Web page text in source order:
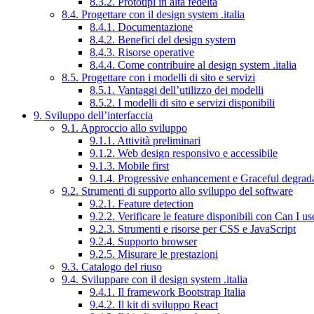
8.4. Progettare con il design system .italia
8.4.1. Documentazione
8.4.2. Benefici del design system
8.4.3. Risorse operative
8.4.4. Come contribuire al design system .italia
8.5. Progettare con i modelli di sito e servizi
8.5.1. Vantaggi dell’utilizzo dei modelli
8.5.2. I modelli di sito e servizi disponibili
9. Sviluppo dell’interfaccia
9.1. Approccio allo sviluppo
9.1.1. Attività preliminari
9.1.2. Web design responsivo e accessibile
9.1.3. Mobile first
9.1.4. Progressive enhancement e Graceful
9.2. Strumenti di supporto allo sviluppo del software
9.2.1. Feature detection
9.2.2. Verificare le feature disponibili con Can I
9.2.3. Strumenti e risorse per CSS e JavaScript
9.2.4. Supporto browser
9.2.5. Misurare le prestazioni
9.3. Catalogo del riuso
9.4. Sviluppare con il design system .italia
9.4.1. Il framework Bootstrap Italia
9.4.2. Il kit di sviluppo React